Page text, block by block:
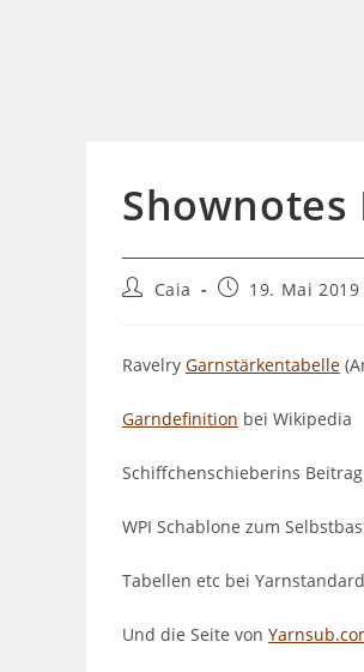
Shownotes
Beitrags-
Caia
Beitrag19. Mai 2019
Ravelry Garnstärkentabelle
Garndefinition bei Wikipedia
Schiffchenschieberins
WPI Schablone zum
Tabellen etc bei
Und die Seite von